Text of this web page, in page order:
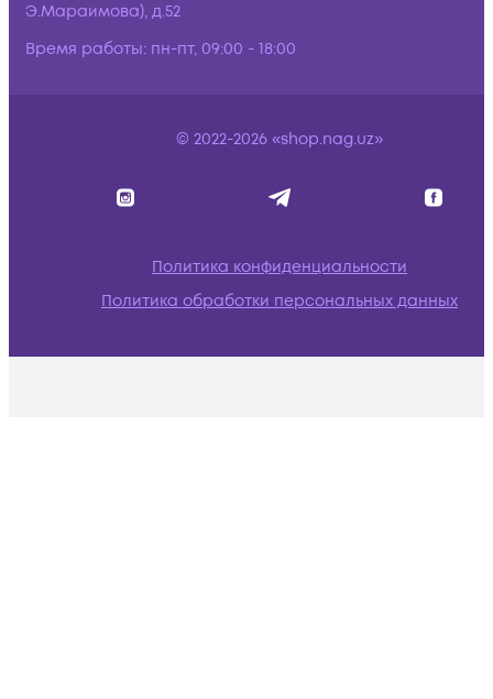
Э.Мараимова), д.52
Время работы: пн-пт, 09:00 - 18:00
© 2022-2026 «shop.nag.uz»
Политика конфиденциальности
Политика обработки персональных данных